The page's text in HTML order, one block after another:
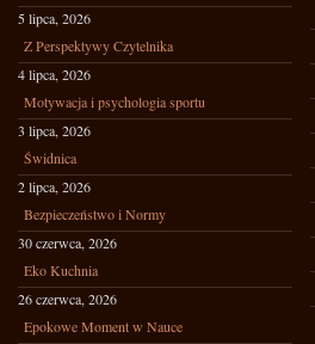
5 lipca, 2026
Z Perspektywy Czytelnika
4 lipca, 2026
Motywacja i psychologia sportu
3 lipca, 2026
Świdnica
2 lipca, 2026
Bezpieczeństwo i Normy
30 czerwca, 2026
Eko Kuchnia
26 czerwca, 2026
Epokowe Moment w Nauce